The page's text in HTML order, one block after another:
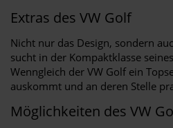
Extras des VW Golf
Nicht nur das Design, sondern
sucht in der Kompaktklasse
Wenngleich der VW Golf ein
auskommt und an deren Stelle
Möglichkeiten des VW